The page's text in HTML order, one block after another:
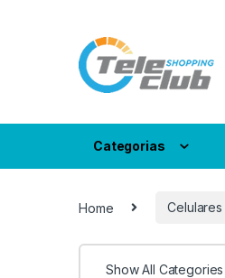
Categorias
Home
Show All Categories